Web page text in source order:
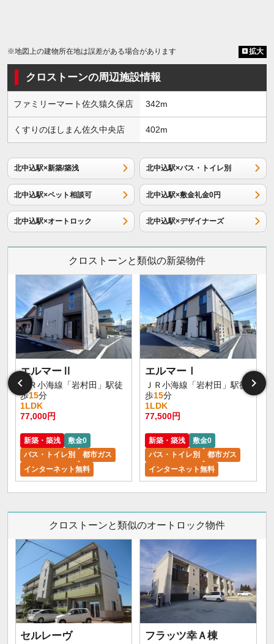
※地図上の建物所在地は誤差がある場合があります 拡大
クロストーンの周辺施設情報
ファミリーマート佐久猿久保店 342m
くすりのほしまん佐久中央店 402m
北中込駅×新築/築浅 北中込駅×バス・トイレ別
北中込駅×ペット相談可 北中込駅×敷金礼金0円
北中込駅×オートロック 北中込駅×デザイナーズ
クロストーンと類似の新築物件
エルマーⅡ
ＪＲ小海線「岩村田」駅徒
歩15分
1LDK
77,000円
新築・築浅
敷金0
バス・トイレ別
都市ガス
インターネット無料
エルマーⅠ
ＪＲ小海線「岩村田」駅徒
歩15分
1LDK
77,500円
新築・築浅
敷金0
バス・トイレ別
都市ガス
インターネット無料
クロストーンと類似のオートロック物件
セルレーヴ フラッツ幸Ａ棟